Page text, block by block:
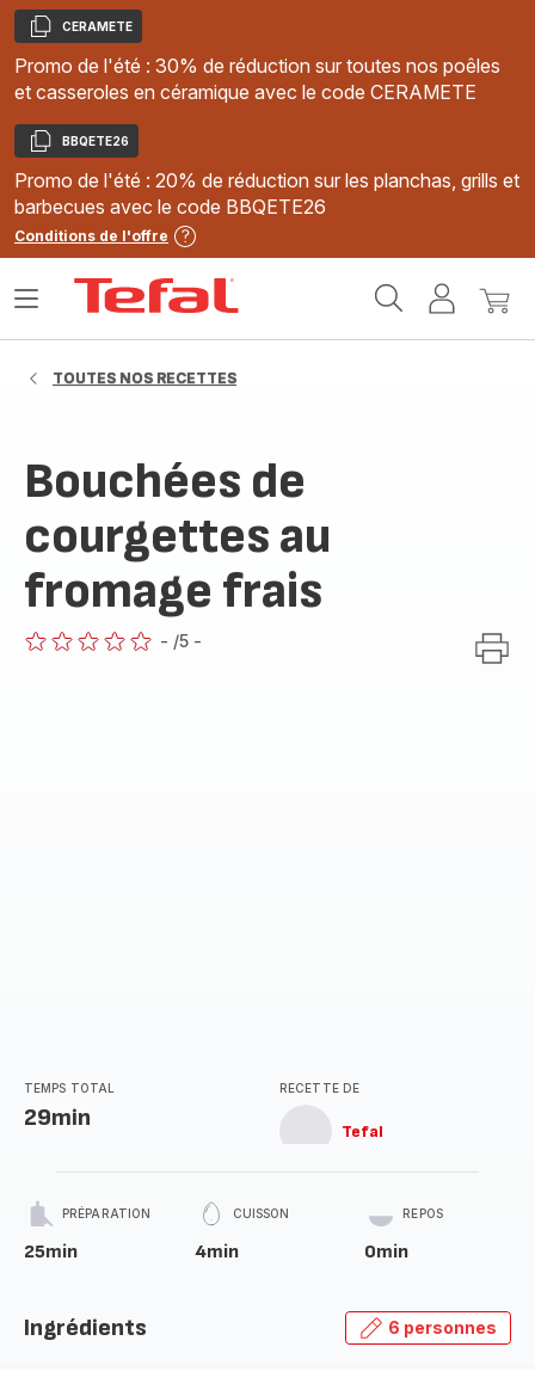
Copier
CERAMETE
Promo de l'été : 30% de réduction sur toutes nos poêles
et casseroles en céramique avec le code CERAMETE
Copier
BBQETE26
Promo de l'été : 20% de réduction sur les planchas, grills et
barbecues avec le code BBQETE26
Conditions de l'offre
MonMon
Ouvrir
TOUTES NOS RECETTES
Bouchées de
courgettes au
fromage frais
- /5 -
TEMPS TOTAL
29min
RECETTE DE
Tefal
PRÉPARATION
25min
CUISSON
4min
REPOS
0min
Ingrédients 6 personnes